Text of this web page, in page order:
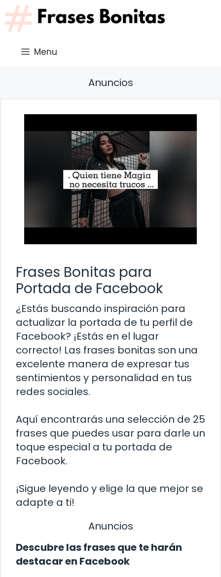
Saltar
al
contenido
Menu
Anuncios
Frases Bonitas para
Portada de Facebook
¿Estás buscando inspiración para
actualizar la portada de tu perfil de
Facebook? ¡Estás en el lugar
correcto! Las frases bonitas son una
excelente manera de expresar tus
sentimientos y personalidad en tus
redes sociales.
Aquí encontrarás una selección de 25
frases que puedes usar para darle un
toque especial a tu portada de
Facebook.
¡Sigue leyendo y elige la que mejor se
adapte a ti!
Anuncios
Descubre las frases que te harán
destacar en Facebook